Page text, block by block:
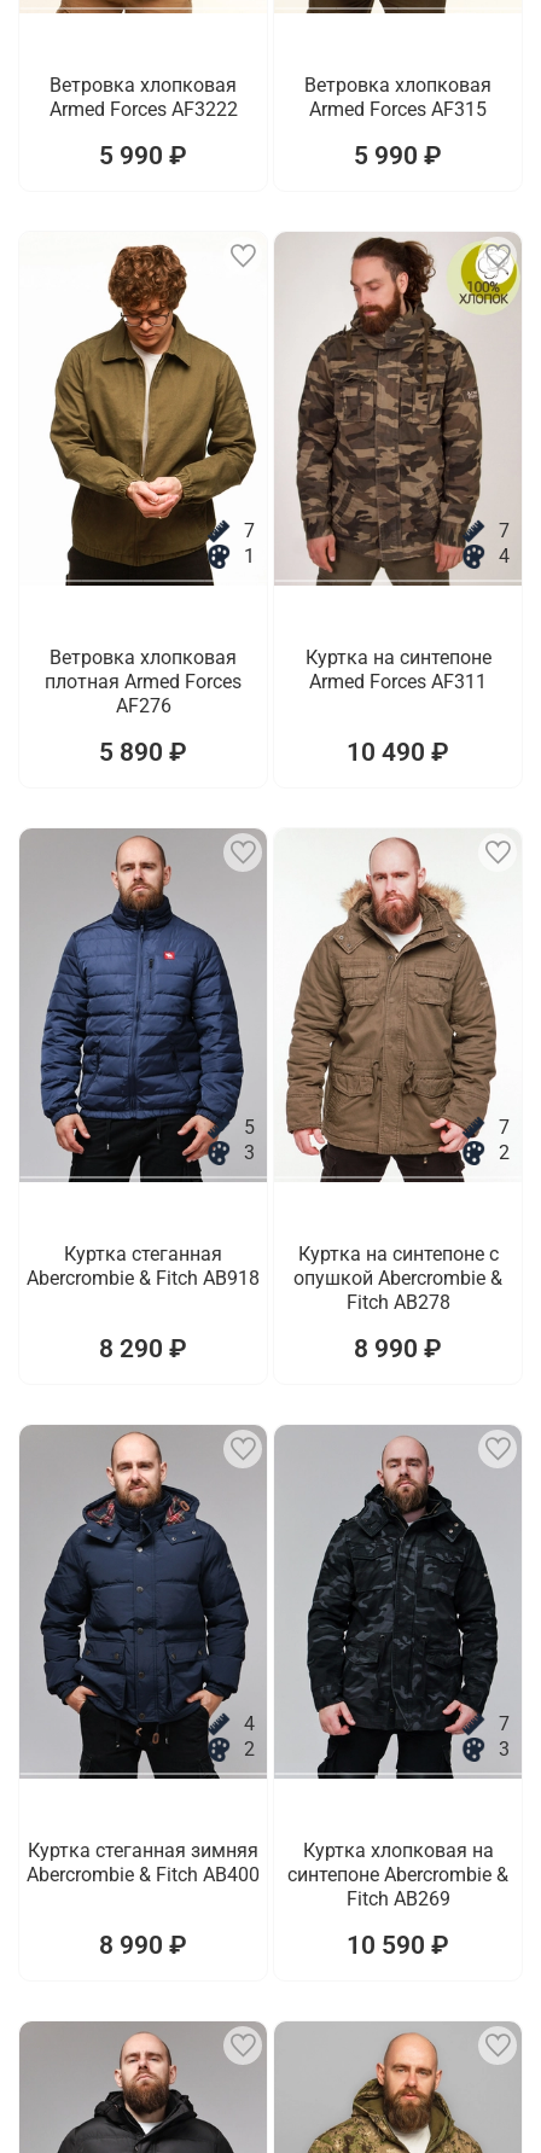
Ветровка хлопковая
Armed Forces AF3222
5 990 ₽
Ветровка хлопковая
Armed Forces AF315
5 990 ₽
7
1
Ветровка хлопковая
плотная Armed Forces
AF276
5 890 ₽
7
4
Куртка на синтепоне
Armed Forces AF311
10 490 ₽
5
3
Куртка стеганная
Abercrombie & Fitch AB918
8 290 ₽
7
2
Куртка на синтепоне с
опушкой Abercrombie &
Fitch AB278
8 990 ₽
4
2
Куртка стеганная зимняя
Abercrombie & Fitch AB400
8 990 ₽
7
3
Куртка хлопковая на
синтепоне Abercrombie &
Fitch AB269
10 590 ₽